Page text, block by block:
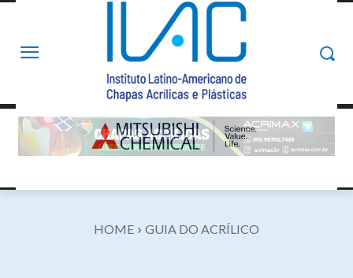
HOME GUIA DO ACRÍLICO